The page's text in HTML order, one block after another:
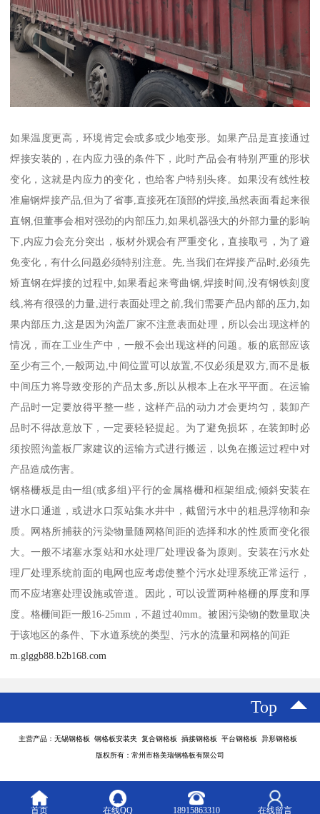
如果温度更高，环境肯定会或多或少地变形。如果产品是直接通过
焊接安装的，在内应力强的条件下，此时产品会有特别严重的形状
变化，这就是内应力的变化，也给客户特别头疼。如果没有线性校
准扁钢焊接产品,但为了省事,直接死在顶部的焊接,虽然表面看起来很
直钢,但董事会相对强劲的内部压力,如果机器强大的外部力量的影响
下,内应力会充分突出，板材外观会有严重变化，直接取弓，为了避
免变化，有什么问题必须特别注意。先,当我们在焊接产品时,必须先
矫直钢在焊接的过程中,如果看起来弯曲钢,焊接时间,没有钢铁刻度
线,将有很强的力量,进行表面处理之前,我们需要产品内部的压力,如
果内部压力,这是因为沟盖厂家不注意表面处理，所以会出现这样的
情况，而在工业生产中，一般不会出现这样的问题。板的底部应该
至少有三个,一般两边,中间位置可以放置,不仅必须是双方,而不是板
中间压力将导致变形的产品太多,所以从根本上在水平平面。在运输
产品时一定要放得平整一些，这样产品的动力才会更均匀，装卸产
品时不得故意放下，一定要轻轻提起。为了避免损坏，在装卸时必
须按照沟盖板厂家建议的运输方式进行搬运，以免在搬运过程中对
产品造成伤害。
钢格栅板是由一组(或多组)平行的金属格栅和框架组成;倾斜安装在
进水口通道，或进水口泵站集水井中，截留污水中的粗悬浮物和杂
质。网格所捕获的污染物量随网格间距的选择和水的性质而变化很
大。一般不堵塞水泵站和水处理厂处理设备为原则。安装在污水处
理厂处理系统前面的电网也应考虑使整个污水处理系统正常运行，
而不应堵塞处理设施或管道。因此，可以设置两种格栅的厚度和厚
度。格栅间距一般16-25mm，不超过40mm。被困污染物的数量取决
于该地区的条件、下水道系统的类型、污水的流量和网格的间距
m.glggb88.b2b168.com
Top
主营产品：无锡钢格板 钢格板安装夹 复合钢格板 插接钢格板 平台钢格板 异形钢格板
版权所有：常州市格美瑞钢格板有限公司
首页 在线QQ 18915863310 在线留言